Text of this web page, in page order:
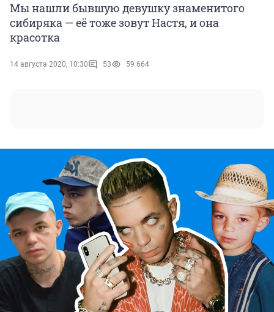
Мы нашли бывшую девушку знаменитого
сибиряка — её тоже зовут Настя, и она
красотка
14 августа 2020, 10:30 53 59 664